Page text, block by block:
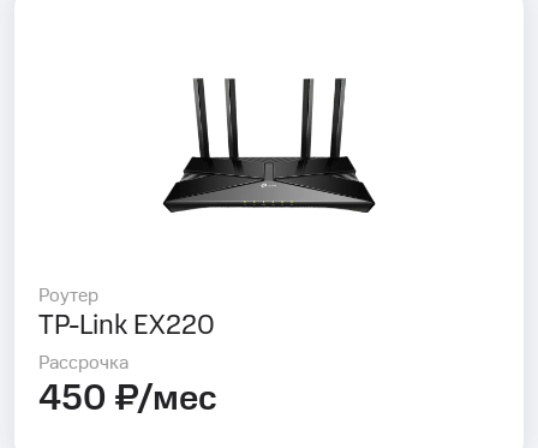
Роутер
TP-Link EX220
Рассрочка
450 ₽/мес